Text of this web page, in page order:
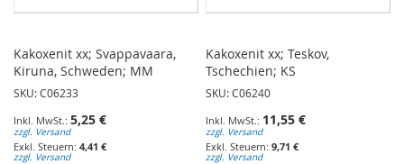
Kakoxenit xx; Svappavaara,
Kiruna, Schweden; MM
SKU: C06233
5,25 €
zzgl. Versand
4,41 €
zzgl. Versand
Kakoxenit xx; Teskov,
Tschechien; KS
SKU: C06240
11,55 €
zzgl. Versand
9,71 €
zzgl. Versand